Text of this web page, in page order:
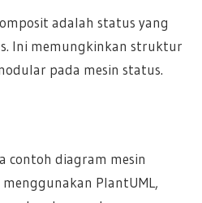
adalah status yang
Ini memungkinkan struktur
pada mesin status.
contoh diagram mesin
PlantUML,